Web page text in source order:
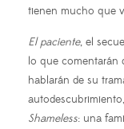
tienen mucho que
El paciente, el
lo que comentarán
hablarán de su
Shameless: una